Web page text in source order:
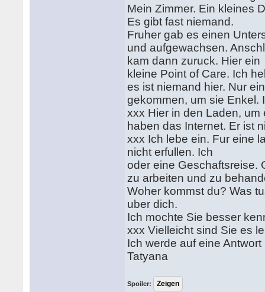
Mein Zimmer. Ein kleines
Es gibt fast niemand.
Fruher gab es einen
und aufgewachsen.
kam dann zuruck. Hier ein
kleine Point of Care. Ich
es ist niemand hier. Nur
gekommen, um sie Enkel.
xxx Hier in den Laden,
haben das Internet. Er ist
xxx Ich lebe ein. Fur eine
nicht erfullen. Ich
oder eine Geschaftsreise.
zu arbeiten und zu
Woher kommst du? Was
uber dich.
Ich mochte Sie besser
xxx Vielleicht sind Sie es
Ich werde auf eine
Tatyana
Spoiler: